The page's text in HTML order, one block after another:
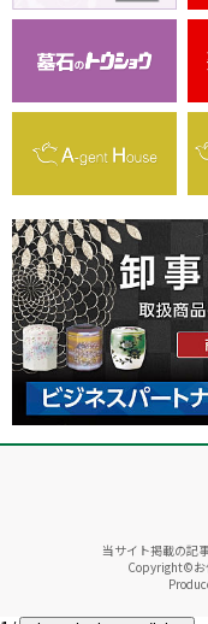
当サイト掲載の記
Copyright©お